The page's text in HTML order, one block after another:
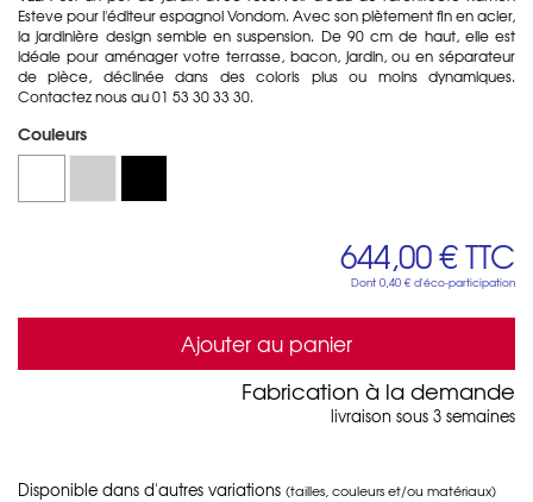
Esteve pour l'éditeur espagnol Vondom. Avec son piètement fin en acier,
la jardinière design semble en suspension. De 90 cm de haut, elle est
idéale pour aménager votre terrasse, bacon, jardin, ou en séparateur
de pièce, déclinée dans des coloris plus ou moins dynamiques.
Contactez nous au 01 53 30 33 30.
Couleurs
644,00 €TTC
Dont 0,40 € d'éco-participation
Ajouter au panier
Fabrication à la demande
livraison sous 3 semaines
Disponible dans d'autres variations (tailles, couleurs et/ou matériaux)